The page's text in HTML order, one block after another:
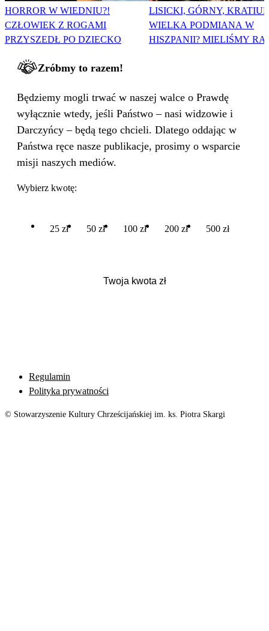
HORROR W WIEDNIU?!
CZŁOWIEK Z ROGAMI
PRZYSZEDŁ PO DZIECKO
LISICKI, GÓRNY,
WIELKA PODMIANA W
HISZPANII? MIELIŚMY
Zróbmy to razem!
Będziemy mogli trwać w naszej walce o Prawdę
wyłącznie wtedy, jeśli Państwo – nasi widzowie i
Darczyńcy – będą tego chcieli. Dlatego oddając w
Państwa ręce nasze publikacje, prosimy o wsparcie
misji naszych mediów.
Wybierz kwotę:
25 zł 50 zł 100 zł 200 zł 500 zł
Regulamin
Polityka prywatności
© Stowarzyszenie Kultury Chrześcijańskiej im. ks. Piotra Skargi